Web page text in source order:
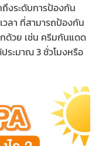
งระดับการป้องกัน
ลา ที่สามารถป้องกัน
ด้วย เช่น ครีมกันแดด
ระมาณ 3 ชั่วโมงหรือ